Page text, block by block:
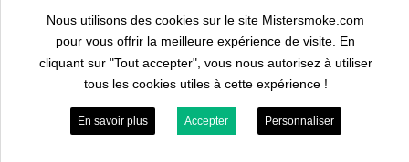
Credit
Card
MasterCard
Apple
Pay
Bank
Transfer
Visa
Visa
Electron
ESPACE PROFESSIONNEL VOUS ÊTES BURALISTE ?
Nous utilisons des cookies sur le site Mistersmoke.com
pour vous offrir la meilleure expérience de visite. En
cliquant sur "Tout accepter", vous nous autorisez à utiliser
tous les cookies utiles à cette expérience !
En savoir plus Accepter Personnaliser